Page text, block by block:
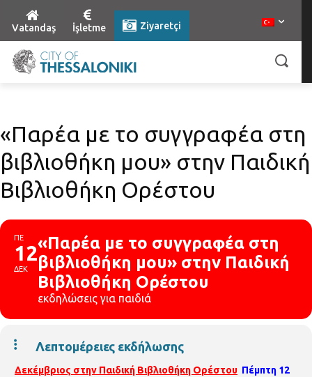
Vatandaş İşletme Ziyaretçi
«Παρέα με το συγγραφέα στη
βιβλιοθήκη μου» στην Παιδική
Βιβλιοθήκη Ορέστου
ΠΕ
12
ΔΕΚ
«Παρέα με το συγγραφέα στη
βιβλιοθήκη μου» στην Παιδική
Βιβλιοθήκη Ορέστου
εκδηλώσεις για παιδιά
Λεπτομέρειες εκδήλωσης
Δεκέμβριος στην Παιδική Βιβλιοθήκη Ορέστου Πέμπτη 12